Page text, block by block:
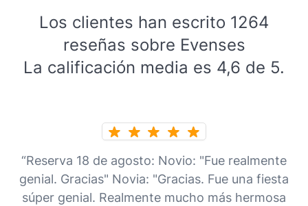
Los clientes han escrito 1264
reseñas sobre Evenses
La calificación media es 4,6 de 5.
“Reserva 18 de agosto: Novio: "Fue realmente
genial. Gracias" Novia: "Gracias. Fue una fiesta
súper genial. Realmente mucho más hermosa